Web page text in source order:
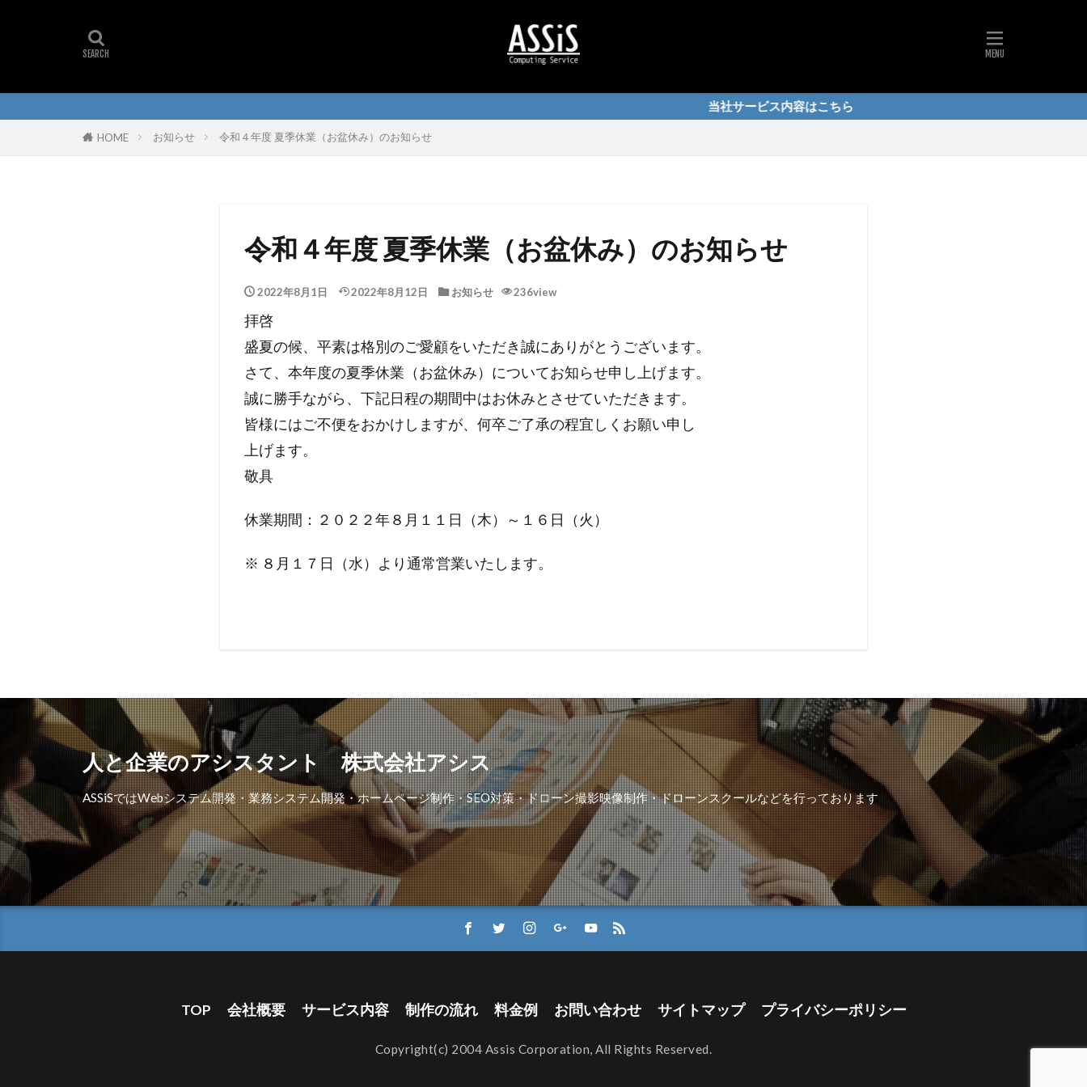
当社サービス内容はこちら
HOME お知らせ 令和４年度 夏季休業（お盆休み）のお知らせ
令和４年度 夏季休業（お盆休み）のお知らせ
2022年8月1日 2022年8月12日 お知らせ 236view
拝啓
盛夏の候、平素は格別のご愛顧をいただき誠にありがとうございます。
さて、本年度の夏季休業（お盆休み）についてお知らせ申し上げます。
誠に勝手ながら、下記日程の期間中はお休みとさせていただきます。
皆様にはご不便をおかけしますが、何卒ご了承の程宜しくお願い申し
上げます。
敬具
休業期間：２０２２年８月１１日（木）～１６日（火）
※ ８月１７日（水）より通常営業いたします。
人と企業のアシスタント 株式会社アシス
ASSiSではWebシステム開発・業務システム開発・ホームページ制作・SEO対策・ドローン撮影映像制作・ドローンスクールなどを行っております
TOP 会社概要 サービス内容 制作の流れ 料金例 お問い合わせ サイトマップ プライバシーポリシー
Copyright(c) 2004 Assis Corporation, All Rights Reserved.